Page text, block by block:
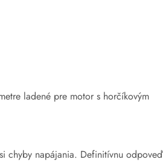
ladené pre motor s horčíkovým
chyby napájania. Definitívnu odpoveď